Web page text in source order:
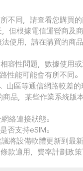
不同，請查看您購買
但根據電信運營商及
使用，請在購買的商
容性問題，數據使用
性能可能會有所不同。
山區等通信網路較差
品，某些作業系統版
絡連接狀態。
否支持eSIM。
將設備軟體更新到最新
款適用，費率計劃政